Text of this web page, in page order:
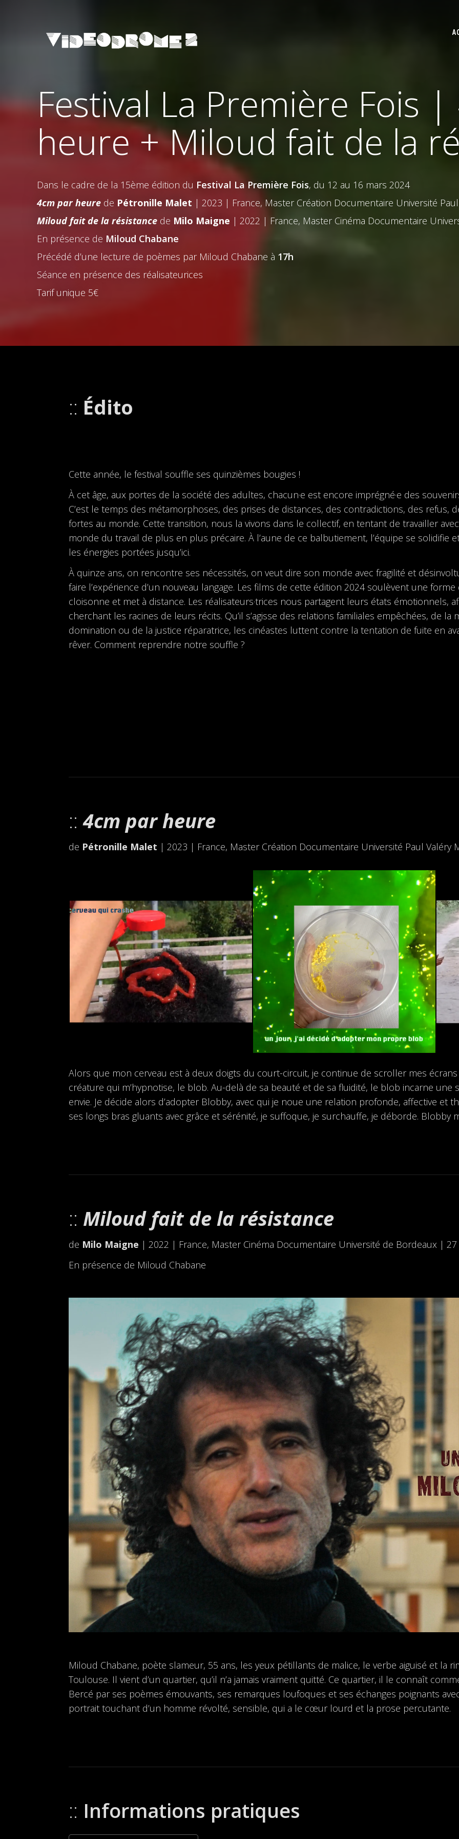
Festival La Première Fois
heure + Miloud fait de la
Dans le cadre de la 15ème édition du Festival La Première Fois, du 12 au 16 mars 2024
4cm par heure de Pétronille Malet | 2023 | France, Master Création Documentaire Université
Miloud fait de la résistance de Milo Maigne | 2022 | France, Master Cinéma Documentaire
En présence de Miloud Chabane
Précédé d’une lecture de poèmes par Miloud Chabane à 17h
Séance en présence des réalisateurices
Tarif unique 5€
Édito
Cette année, le festival souffle ses quinzièmes bougies !
À cet âge, aux portes de la société des adultes, chacun·e est encore imprégné·e des
C’est le temps des métamorphoses, des prises de distances, des contradictions, des refus,
fortes au monde. Cette transition, nous la vivons dans le collectif, en tentant de travailler
monde du travail de plus en plus précaire. À l’aune de ce balbutiement, l’équipe se
les énergies portées jusqu’ici.
À quinze ans, on rencontre ses nécessités, on veut dire son monde avec fragilité et
faire l’expérience d’un nouveau langage. Les films de cette édition 2024 soulèvent une
cloisonne et met à distance. Les réalisateurs·trices nous partagent leurs états émotionnels,
cherchant les racines de leurs récits. Qu’il s’agisse des relations familiales empêchées, de
domination ou de la justice réparatrice, les cinéastes luttent contre la tentation de fuite en
rêver. Comment reprendre notre souffle ?
4cm par heure
de Pétronille Malet | 2023 | France, Master Création Documentaire Université Paul
Alors que mon cerveau est à deux doigts du court-circuit, je continue de scroller mes écrans
créature qui m’hypnotise, le blob. Au-delà de sa beauté et de sa fluidité, le blob incarne une
envie. Je décide alors d’adopter Blobby, avec qui je noue une relation profonde, affective et
ses longs bras gluants avec grâce et sérénité, je suffoque, je surchauffe, je déborde. Blobby
Miloud fait de la résistance
de Milo Maigne | 2022 | France, Master Cinéma Documentaire Université de Bordeaux |
En présence de Miloud Chabane
Miloud Chabane, poète slameur, 55 ans, les yeux pétillants de malice, le verbe aiguisé et la
Toulouse. Il vient d’un quartier, qu’il n’a jamais vraiment quitté. Ce quartier, il le connaît
Bercé par ses poèmes émouvants, ses remarques loufoques et ses échanges poignants
portrait touchant d’un homme révolté, sensible, qui a le cœur lourd et la prose percutante.
Informations pratiques